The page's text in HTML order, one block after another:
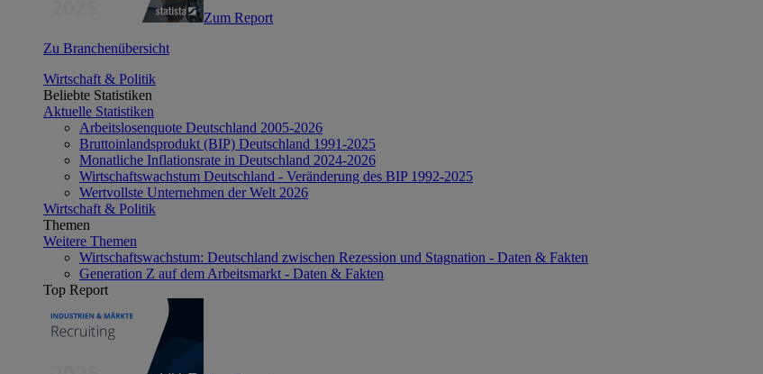
Zum Report
Zu Branchenübersicht
Wirtschaft & Politik
Beliebte Statistiken
Aktuelle Statistiken
Arbeitslosenquote Deutschland 2005-2026
Bruttoinlandsprodukt (BIP) Deutschland 1991-2025
Monatliche Inflationsrate in Deutschland 2024-2026
Wirtschaftswachstum Deutschland - Veränderung des BIP 1992-2025
Wertvollste Unternehmen der Welt 2026
Wirtschaft & Politik
Themen
Weitere Themen
Wirtschaftswachstum: Deutschland zwischen Rezession und Stagnation - Daten & Fakten
Generation Z auf dem Arbeitsmarkt - Daten & Fakten
Top Report